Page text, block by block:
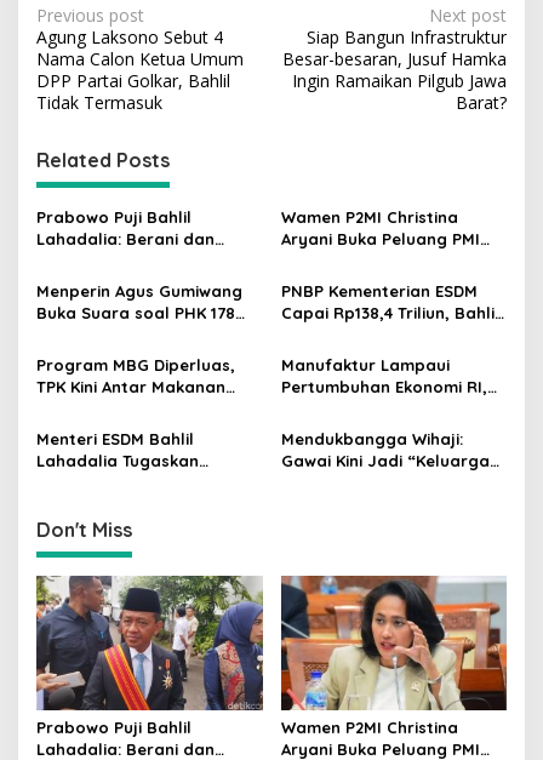
P
o
s
n
a
v
g
a
t
i
o
n
Previous post
Agung Laksono Sebut 4
Nama Calon Ketua Umum
DPP Partai Golkar, Bahlil
Tidak Termasuk
Next post
Siap Bangun Infrastruktur
Besar-besaran, Jusuf Hamka
Ingin Ramaikan Pilgub Jawa
Barat?
Related Posts
Prabowo Puji Bahlil
Lahadalia: Berani dan
88–89
Wamen P2MI Christina
Aryani Buka Peluang PMI
dan Syaratnya
Menperin Agus Gumiwang
Buka Suara soal PHK 178
Industries
PNBP Kementerian ESDM
Capai Rp138,4 Triliun, Bahlil
Akuntabilitas
Program MBG Diperluas,
TPK Kini Antar Makanan
Balita
Manufaktur Lampaui
Pertumbuhan Ekonomi RI,
Soroti Keberhasilan
Industrialisasi
Menteri ESDM Bahlil
Lahadalia Tugaskan
Pengawasan Kualitas BBM
Mendukbangga Wihaji:
Gawai Kini Jadi “Keluarga
Don't Miss
Prabowo Puji Bahlil
Lahadalia: Berani dan
Wamen P2MI Christina
Aryani Buka Peluang PMI